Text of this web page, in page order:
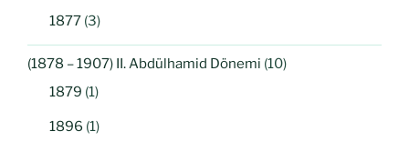
1877 (3)
(1878 – 1907) II. Abdülhamid Dönemi (10)
1879 (1)
1896 (1)